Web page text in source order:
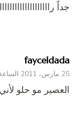
جداً
fayceldada
25 مارس، 2011 الساعة 12:00 ص
العصير مو حلو